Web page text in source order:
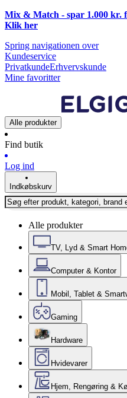
Mix & Match - spar 1.000 kr.
Klik her
Spring navigationen over
Kundeservice
PrivatkundeErhvervskunde
Mine favoritter
Alle produkter
Find butik
Log ind
Indkøbskurv
Alle produkter
TV, Lyd & Smart
Computer & Kontor
Mobil, Tablet &
Gaming
Hardware
Hvidevarer
Hjem, Rengøring &